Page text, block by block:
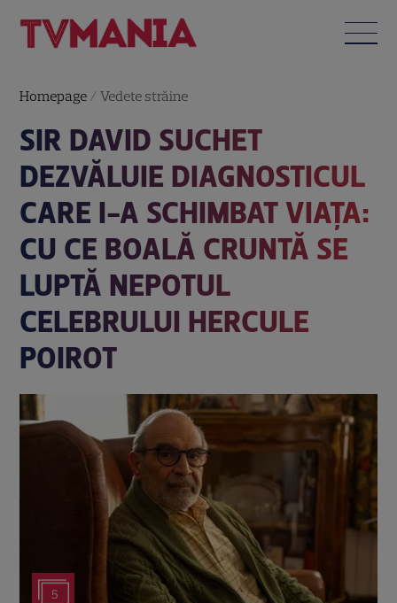
Homepage /Vedete străine
SIR DAVID SUCHET
DEZVĂLUIE DIAGNOSTICUL
CARE I-A SCHIMBAT VIAȚA:
CU CE BOALĂ CRUNTĂ SE
LUPTĂ NEPOTUL
CELEBRULUI HERCULE
POIROT
5